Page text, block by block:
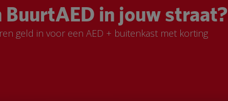
BuurtAED in jouw straat?
geld in voor een AED + buitenkast met korting